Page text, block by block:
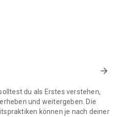
arrow_forward
du als Erstes verstehen,
und weitergeben. Die
können je nach deiner